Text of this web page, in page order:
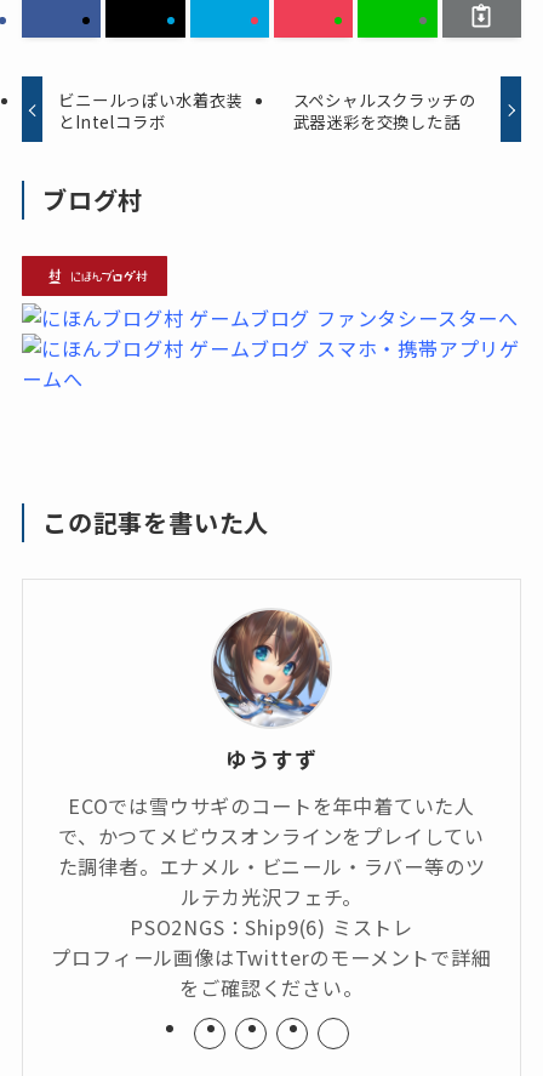
ビニールっぽい水着衣装
とIntelコラボ
スペシャルスクラッチの
武器迷彩を交換した話
ブログ村
この記事を書いた人
ゆうすず
ECOでは雪ウサギのコートを年中着ていた人
で、かつてメビウスオンラインをプレイしてい
た調律者。エナメル・ビニール・ラバー等のツ
ルテカ光沢フェチ。
PSO2NGS：Ship9(6) ミストレ
プロフィール画像はTwitterのモーメントで詳細
をご確認ください。